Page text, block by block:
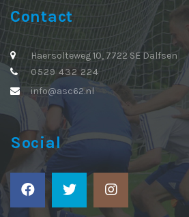
Contact
Haersolteweg 10, 7722 SE Dalfsen
0529 432 224
info@asc62.nl
Social